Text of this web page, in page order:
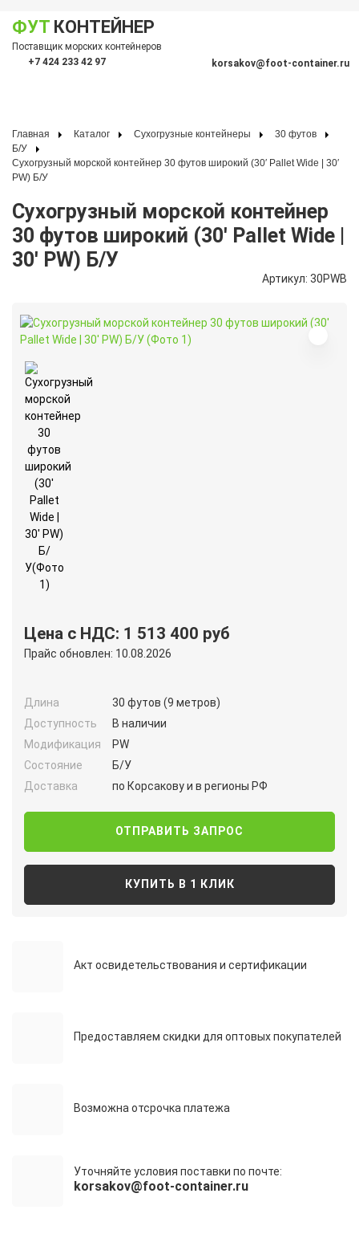
ФУТ КОНТЕЙНЕР
Поставщик морских контейнеров
+7 424 233 42 97
korsakov@foot-container.ru
Главная Каталог Сухогрузные контейнеры
30 футов
Б/У
Сухогрузный морской контейнер 30 футов широкий (30′ Pallet Wide | 30′
PW) Б/У
Сухогрузный морской контейнер
30 футов широкий (30′ Pallet Wide |
30′ PW) Б/У
Артикул: 30PWB
Цена с НДС: 1 513 400 руб
Прайс обновлен: 10.08.2026
Длина
30 футов (9 метров)
Доступность
В наличии
Модификация
PW
Состояние
Б/У
Доставка
по Корсакову и в регионы РФ
ОТПРАВИТЬ ЗАПРОС
КУПИТЬ В 1 КЛИК
Акт освидетельствования и сертификации
Предоставляем скидки для оптовых покупателей
Возможна отсрочка платежа
Уточняйте условия поставки по почте:
korsakov@foot-container.ru
меню